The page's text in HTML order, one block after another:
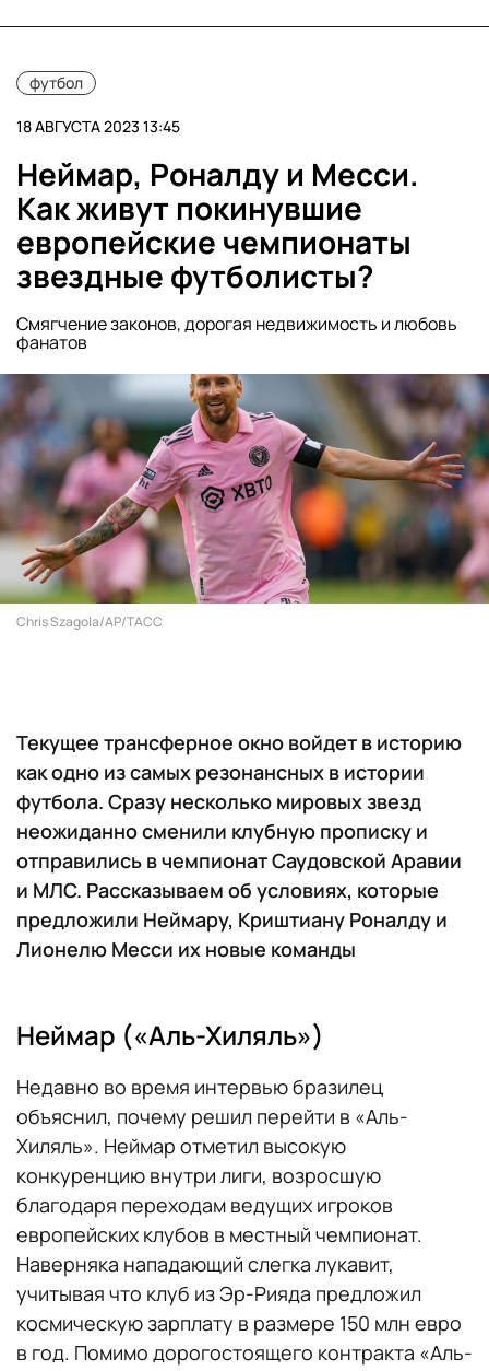
футбол
18 АВГУСТА 2023 13:45
Неймар, Роналду и Месси.
Как живут покинувшие
европейские чемпионаты
звездные футболисты?
Смягчение законов, дорогая недвижимость и любовь
фанатов
Chris Szagola/AР/ТАСС
Текущее трансферное окно войдет в историю
как одно из самых резонансных в истории
футбола. Сразу несколько мировых звезд
неожиданно сменили клубную прописку и
отправились в чемпионат Саудовской Аравии
и МЛС. Рассказываем об условиях, которые
предложили Неймару, Криштиану Роналду и
Лионелю Месси их новые команды
Неймар («Аль-Хиляль»)
Недавно во время интервью бразилец
объяснил, почему решил перейти в «Аль-
Хиляль». Неймар отметил высокую
конкуренцию внутри лиги, возросшую
благодаря переходам ведущих игроков
европейских клубов в местный чемпионат.
Наверняка нападающий слегка лукавит,
учитывая что клуб из Эр-Рияда предложил
космическую зарплату в размере 150 млн евро
в год. Помимо дорогостоящего контракта «Аль-